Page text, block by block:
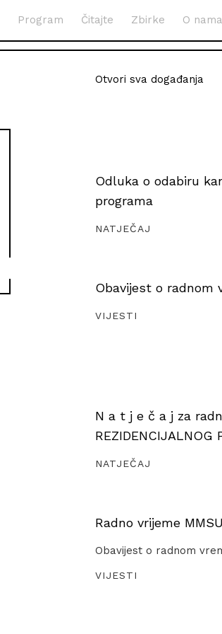
Program Čitajte Zbirke O nama
Otvori sva događanja
Odluka o odabiru
programa
NATJEČAJ
Obavijest o radnom
VIJESTI
N a t j e č a j za
REZIDENCIJALNOG
NATJEČAJ
Radno vrijeme
Obavijest o radnom
VIJESTI